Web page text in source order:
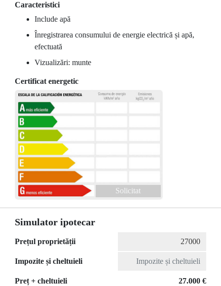
Caracteristici
Include apă
Înregistrarea consumului de energie electrică și apă,
efectuată
Vizualizări: munte
Certificat energetic
Solicitat
Simulator ipotecar
Prețul proprietății
Impozite și cheltuieli
Preț + cheltuieli 27.000 €